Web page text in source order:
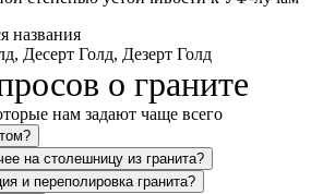
названия
Десерт Голд, Дезерт Голд
о граните
нам задают чаще всего
на столешницу из гранита?
и переполировка гранита?